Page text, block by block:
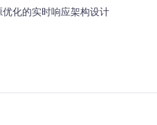
供经过验证的"黄金价格数据流"。
标，构建多因子预测模型：
化的实时响应架构设计